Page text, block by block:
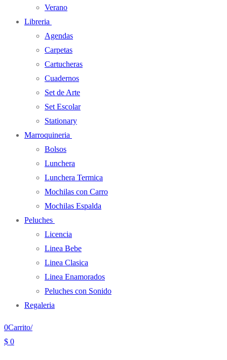
Verano
Libreria
Agendas
Carpetas
Cartucheras
Cuadernos
Set de Arte
Set Escolar
Stationary
Marroquineria
Bolsos
Lunchera
Lunchera Termica
Mochilas con Carro
Mochilas Espalda
Peluches
Licencia
Linea Bebe
Linea Clasica
Linea Enamorados
Peluches con Sonido
Regaleria
0Carrito/
$ 0